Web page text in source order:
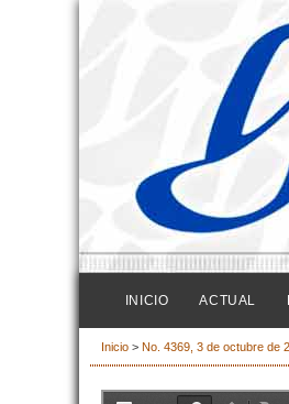
INICIO ACTUAL
Inicio > No. 4369, 3 de octubre de